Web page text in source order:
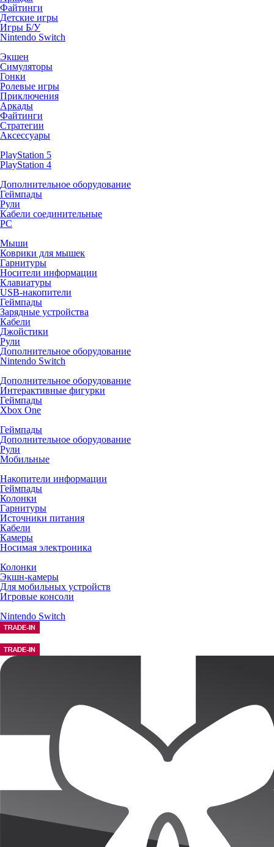
Файтинги
Детские игры
Игры Б/У
Nintendo Switch
Экшен
Симуляторы
Гонки
Ролевые игры
Приключения
Аркады
Файтинги
Стратегии
Аксессуары
PlayStation 5
PlayStation 4
Дополнительное оборудование
Геймпады
Рули
Кабели соединительные
PC
Мыши
Коврики для мышек
Гарнитуры
Носители информации
Клавиатуры
USB-накопители
Геймпады
Зарядные устройства
Кабели
Джойстики
Рули
Дополнительное оборудование
Nintendo Switch
Дополнительное оборудование
Интерактивные фигурки
Геймпады
Xbox One
Геймпады
Дополнительное оборудование
Рули
Мобильные
Накопители информации
Геймпады
Колонки
Гарнитуры
Источники питания
Кабели
Камеры
Носимая электроника
Колонки
Экшн-камеры
Для мобильных устройств
Игровые консоли
Nintendo Switch